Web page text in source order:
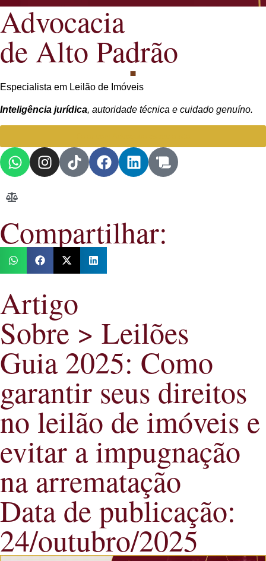
Advocacia
de Alto Padrão
Especialista em Leilão de Imóveis
Inteligência jurídica, autoridade técnica e cuidado genuíno.
Compartilhar:
Artigo
Sobre > Leilões
Guia 2025: Como
garantir seus direitos
no leilão de imóveis e
evitar a impugnação
na arrematação
Data de publicação:
24/outubro/2025